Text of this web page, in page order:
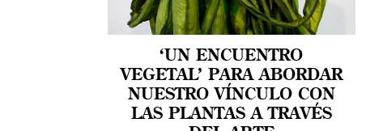
‘UN ENCUENTRO
VEGETAL’ PARA ABORDAR
NUESTRO VÍNCULO CON
LAS PLANTAS A TRAVÉS